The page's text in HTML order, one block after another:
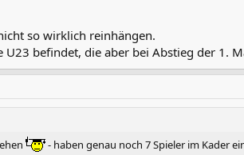
so wirklich reinhängen.
befindet, die aber bei Abstieg der 1.
- haben genau noch 7 Spieler im Kader